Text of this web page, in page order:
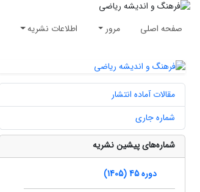
صفحه اصلی مرور اطلاعات نشریه
مقالات آماده انتشار
شماره جاری
شماره‌های پیشین نشریه
دوره 45 (1405)